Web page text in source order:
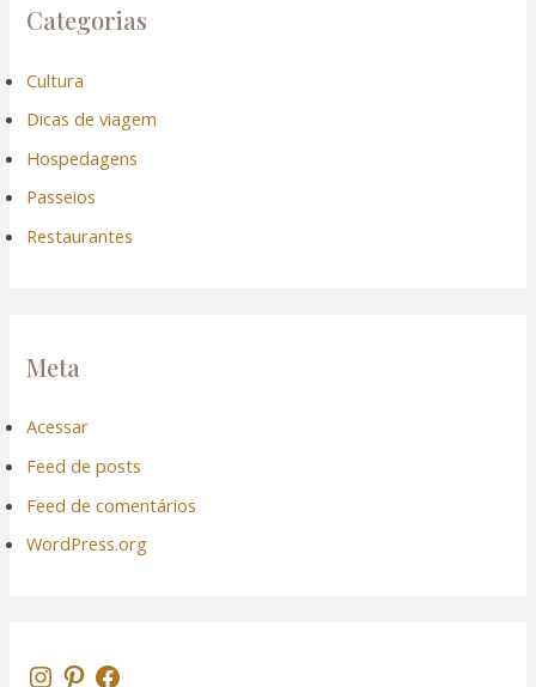
Categorias
Cultura
Dicas de viagem
Hospedagens
Passeios
Restaurantes
Meta
Acessar
Feed de posts
Feed de comentários
WordPress.org